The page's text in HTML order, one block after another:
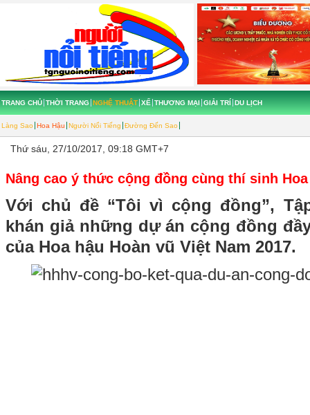
TRANG CHỦ THỜI TRANG NGHỆ THUẬT
Làng Sao Hoa Hậu Người Nổi Tiếng Đường Đến Sao
XẾ THƯƠNG MẠI GIẢI TRÍ DU LỊCH
Thứ sáu, 27/10/2017, 09:18 GMT+7
Nâng cao ý thức cộng đồng cùng thí sinh
Với chủ đề “Tôi vì cộng đồng”,
khán giả những dự án cộng đồng
của Hoa hậu Hoàn vũ Việt Nam 2017.